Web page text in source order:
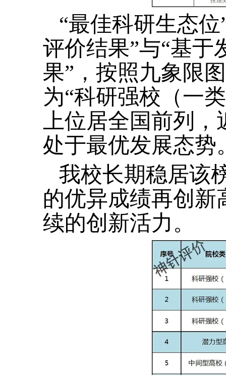
“最佳科研生态
评价结果”与“基于
果”，按照九象限
为“科研强校（一
上位居全国前列
处于最优发展态势
我校长期稳居该
的优异成绩再创新
续的创新活力。